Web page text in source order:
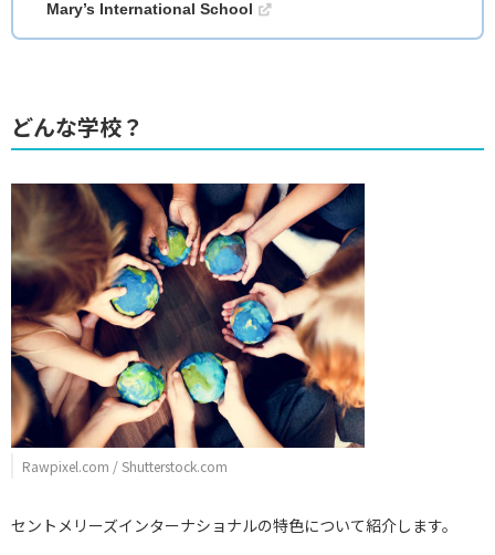
Mary’s International School
どんな学校？
Rawpixel.com / Shutterstock.com
セントメリーズインターナショナルの特色について紹介します。